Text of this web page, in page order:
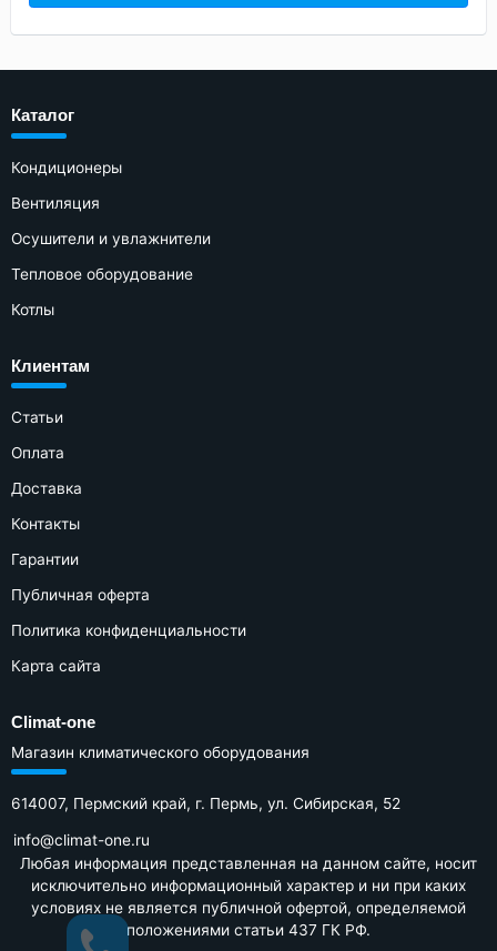
Каталог
Кондиционеры
Вентиляция
Осушители и увлажнители
Тепловое оборудование
Котлы
Клиентам
Статьи
Оплата
Доставка
Контакты
Гарантии
Публичная оферта
Политика конфиденциальности
Карта сайта
Climat-one
Магазин климатического оборудования
614007, Пермский край, г. Пермь, ул. Сибирская, 52
Любая информация представленная на данном сайте, носит
исключительно информационный характер и ни при каких
условиях не является публичной офертой, определяемой
положениями статьи 437 ГК РФ.